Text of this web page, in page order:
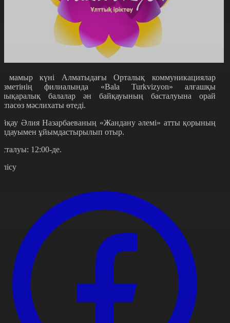
мамыр күні Алматыдағы Орталық коммуникациялар
филиалында «Bala Turkvizyon» алғашқы
балалар ән байқауының басталуына орай
мәслихаты өтеді.
Әлия Назарбаеваның «Жандану әлемі» атты қорының
ұйымдастырылып отыр.
12:00-де.